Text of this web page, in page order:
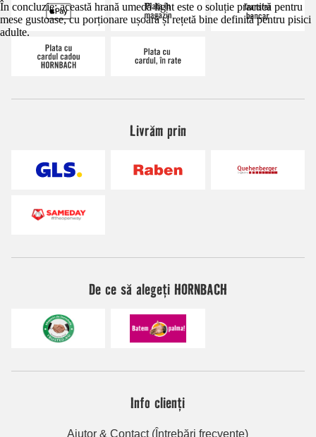
În concluzie: această hrană umedă light este o soluție practică pentru
mese gustoase, cu porționare ușoară și rețetă bine definită pentru pisici
adulte.
Livrăm prin
De ce să alegeți HORNBACH
Info clienți
Ajutor & Contact (Întrebări frecvente)